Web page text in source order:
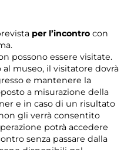
per l’incontro con
possono essere visitate.
al museo, il visitatore dovrà
e mantenere la
a misurazione della
e in caso di un risultato
gli verrà consentito
potrà accedere
senza passare dalla